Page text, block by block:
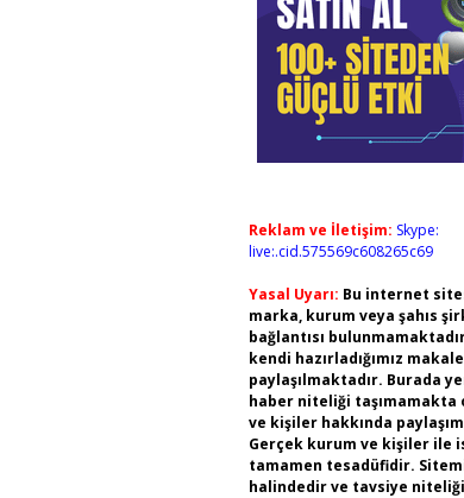
Reklam ve İletişim: Skype:
live:.cid.575569c608265c69
Yasal Uyarı: Bu internet
marka, kurum veya şahıs
bağlantısı
kendi hazırladığımız
paylaşılmaktadır. Burada
haber niteliği taşımamakta
ve kişiler hakkında
Gerçek kurum ve kişiler ile
tamamen tesadüfidir.
halindedir ve tavsiye